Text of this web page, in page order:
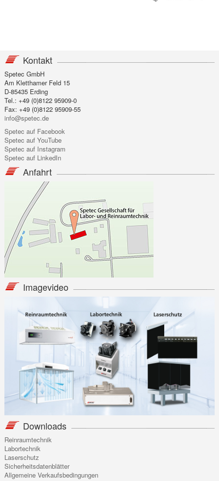
Kontakt
Spetec GmbH
Am Kletthamer Feld 15
D-85435 Erding
Tel.: +49 (0)8122 95909-0
Fax: +49 (0)8122 95909-55
info@spetec.de
Spetec auf Facebook
Spetec auf YouTube
Spetec auf Instagram
Spetec auf LinkedIn
Anfahrt
Imagevideo
Downloads
Reinraumtechnik
Labortechnik
Laserschutz
Sicherheitsdatenblätter
Allgemeine Verkaufsbedingungen